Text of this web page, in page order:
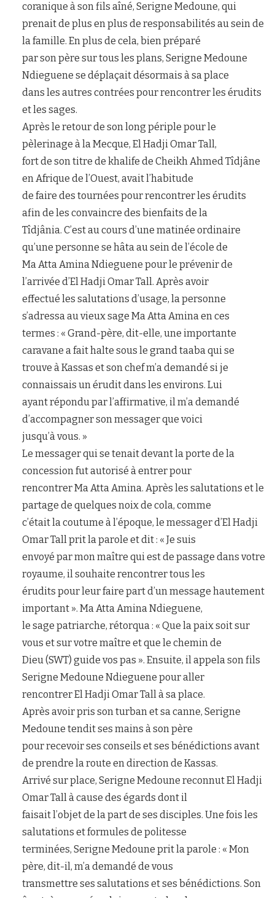
coranique à son fils aîné, Serigne Medoune, qui
prenait de plus en plus de responsabilités au sein de
la famille. En plus de cela, bien préparé
par son père sur tous les plans, Serigne Medoune
Ndieguene se déplaçait désormais à sa place
dans les autres contrées pour rencontrer les érudits
et les sages.
Après le retour de son long périple pour le
pèlerinage à la Mecque, El Hadji Omar Tall,
fort de son titre de khalife de Cheikh Ahmed Tîdjâne
en Afrique de l’Ouest, avait l’habitude
de faire des tournées pour rencontrer les érudits
afin de les convaincre des bienfaits de la
Tîdjânia. C’est au cours d’une matinée ordinaire
qu’une personne se hâta au sein de l’école de
Ma Atta Amina Ndieguene pour le prévenir de
l’arrivée d’El Hadji Omar Tall. Après avoir
effectué les salutations d’usage, la personne
s’adressa au vieux sage Ma Atta Amina en ces
termes : « Grand-père, dit-elle, une importante
caravane a fait halte sous le grand taaba qui se
trouve à Kassas et son chef m’a demandé si je
connaissais un érudit dans les environs. Lui
ayant répondu par l’affirmative, il m’a demandé
d’accompagner son messager que voici
jusqu’à vous. »
Le messager qui se tenait devant la porte de la
concession fut autorisé à entrer pour
rencontrer Ma Atta Amina. Après les salutations et le
partage de quelques noix de cola, comme
c’était la coutume à l’époque, le messager d’El Hadji
Omar Tall prit la parole et dit : « Je suis
envoyé par mon maître qui est de passage dans votre
royaume, il souhaite rencontrer tous les
érudits pour leur faire part d’un message hautement
important ». Ma Atta Amina Ndieguene,
le sage patriarche, rétorqua : « Que la paix soit sur
vous et sur votre maître et que le chemin de
Dieu (SWT) guide vos pas ». Ensuite, il appela son fils
Serigne Medoune Ndieguene pour aller
rencontrer El Hadji Omar Tall à sa place.
Après avoir pris son turban et sa canne, Serigne
Medoune tendit ses mains à son père
pour recevoir ses conseils et ses bénédictions avant
de prendre la route en direction de Kassas.
Arrivé sur place, Serigne Medoune reconnut El Hadji
Omar Tall à cause des égards dont il
faisait l’objet de la part de ses disciples. Une fois les
salutations et formules de politesse
terminées, Serigne Medoune prit la parole : « Mon
père, dit-il, m’a demandé de vous
transmettre ses salutations et ses bénédictions. Son